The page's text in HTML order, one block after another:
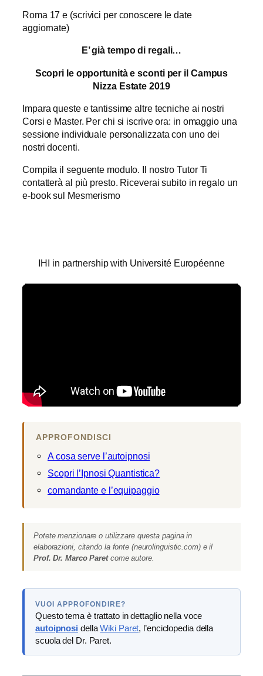
Roma 17 e (scrivici per conoscere le date
aggiornate)
E’ già tempo di regali…
Scopri le opportunità e sconti per il Campus
Nizza Estate 2019
Impara queste e tantissime altre tecniche ai nostri
Corsi e Master. Per chi si iscrive ora: in omaggio una
sessione individuale personalizzata con uno dei
nostri docenti.
Compila il seguente modulo. Il nostro Tutor Ti
contatterà al più presto. Riceverai subito in regalo un
e-book sul Mesmerismo
IHI in partnership with Université Européenne
APPROFONDISCI
A cosa serve l’autoipnosi
Scopri l’Ipnosi Quantistica?
comandante e l’equipaggio
Potete menzionare o utilizzare questa pagina in
elaborazioni, citando la fonte (neurolinguistic.com) e il
Prof. Dr. Marco Paretcome autore.
VUOI APPROFONDIRE?
Questo tema è trattato in dettaglio nella voce
autoipnosi dellaWiki Paret, l’enciclopedia della
scuola del Dr. Paret.